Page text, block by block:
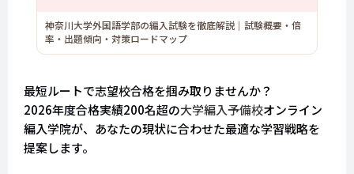
神奈川大学外国語学部の編入試験を徹底解説｜試験概要・倍
率・出題傾向・対策ロードマップ
最短ルートで志望校合格を掴み取りませんか？
2026年度合格実績200名超の大学編入予備校オンライン
編入学院が、あなたの現状に合わせた最適な学習戦略を
提案します。